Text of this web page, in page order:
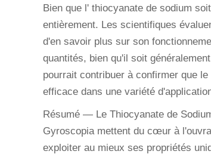
Bien que l' thiocyanate de sodium
entièrement. Les scientifiques
d'en savoir plus sur son
quantités, bien qu'il soit
pourrait contribuer à confirmer que le
efficace dans une variété
Résumé — Le Thiocyanate de
Gyroscopia mettent du cœur à
exploiter au mieux ses propriétés